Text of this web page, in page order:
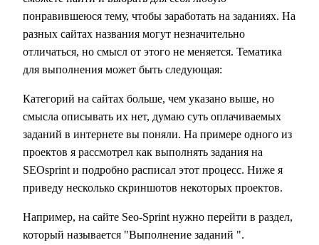
понравившеюся тему, чтобы заработать на заданиях. На
разных сайтах названия могут незначительно
отличаться, но смысл от этого не меняется. Тематика
для выполнения может быть следующая:
Категорий на сайтах больше, чем указано выше, но
смысла описывать их нет, думаю суть оплачиваемых
заданий в интернете вы поняли. На примере одного из
проектов я рассмотрел как выполнять задания на
SEOsprint и подробно расписал этот процесс. Ниже я
приведу несколько скриншотов некоторых проектов.
Например, на сайте Seo-Sprint нужно перейти в раздел,
который называется "Выполнение заданий ".